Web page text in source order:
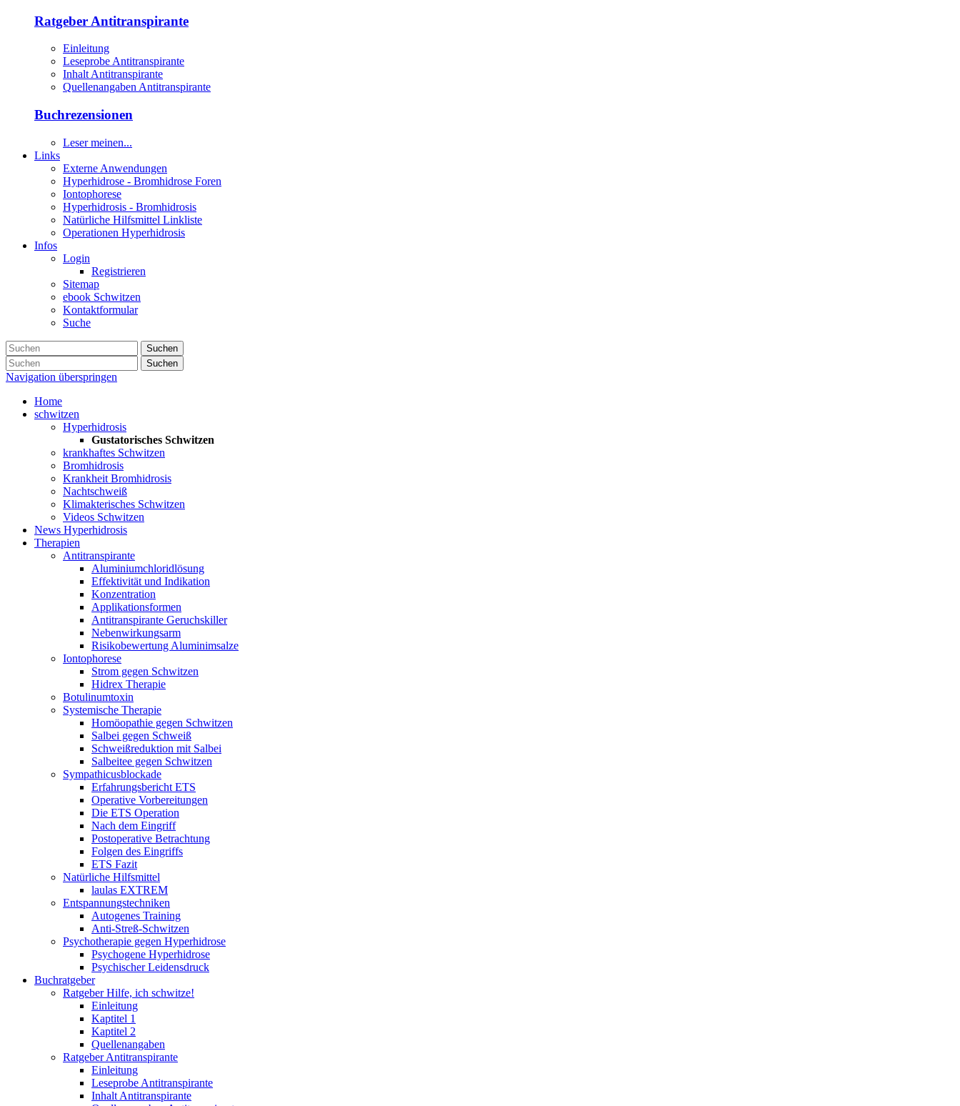
Ratgeber Antitranspirante
Einleitung
Leseprobe Antitranspirante
Inhalt Antitranspirante
Quellenangaben Antitranspirante
Buchrezensionen
Leser meinen...
Links
Externe Anwendungen
Hyperhidrose - Bromhidrose Foren
Iontophorese
Hyperhidrosis - Bromhidrosis
Natürliche Hilfsmittel Linkliste
Operationen Hyperhidrosis
Infos
Login
Registrieren
Sitemap
ebook Schwitzen
Kontaktformular
Suche
Suchen
Suchen
Navigation überspringen
Home
schwitzen
Hyperhidrosis
Gustatorisches Schwitzen
krankhaftes Schwitzen
Bromhidrosis
Krankheit Bromhidrosis
Nachtschweiß
Klimakterisches Schwitzen
Videos Schwitzen
News Hyperhidrosis
Therapien
Antitranspirante
Aluminiumchloridlösung
Effektivität und Indikation
Konzentration
Applikationsformen
Antitranspirante Geruchskiller
Nebenwirkungsarm
Risikobewertung Aluminimsalze
Iontophorese
Strom gegen Schwitzen
Hidrex Therapie
Botulinumtoxin
Systemische Therapie
Homöopathie gegen Schwitzen
Salbei gegen Schweiß
Schweißreduktion mit Salbei
Salbeitee gegen Schwitzen
Sympathicusblockade
Erfahrungsbericht ETS
Operative Vorbereitungen
Die ETS Operation
Nach dem Eingriff
Postoperative Betrachtung
Folgen des Eingriffs
ETS Fazit
Natürliche Hilfsmittel
laulas EXTREM
Entspannungstechniken
Autogenes Training
Anti-Streß-Schwitzen
Psychotherapie gegen Hyperhidrose
Psychogene Hyperhidrose
Psychischer Leidensdruck
Buchratgeber
Ratgeber Hilfe, ich schwitze!
Einleitung
Kaptitel 1
Kaptitel 2
Quellenangaben
Ratgeber Antitranspirante
Einleitung
Leseprobe Antitranspirante
Inhalt Antitranspirante